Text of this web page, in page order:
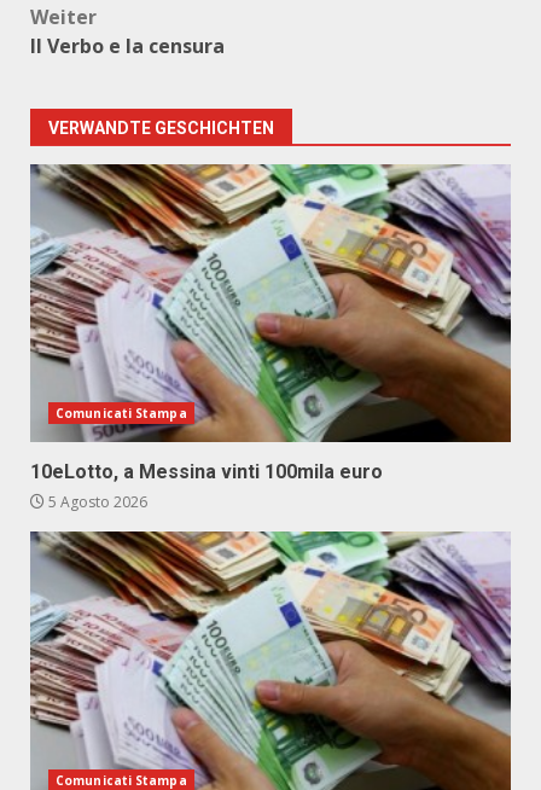
Weiter
Il Verbo e la censura
VERWANDTE GESCHICHTEN
Comunicati Stampa
10eLotto, a Messina vinti 100mila euro
5 Agosto 2026
Comunicati Stampa